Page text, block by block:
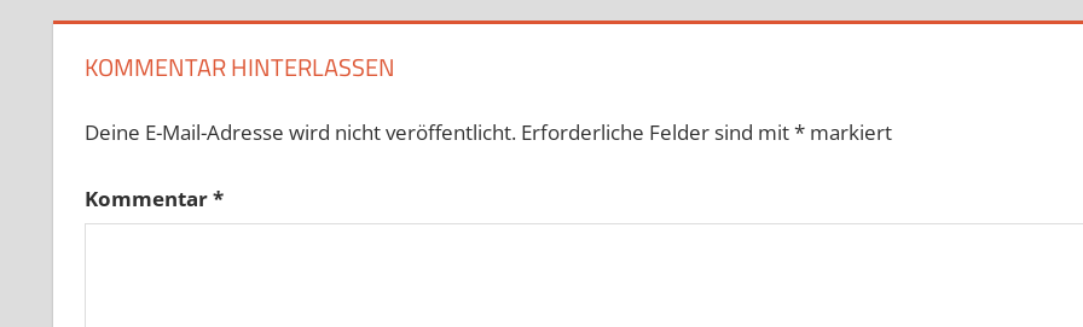
KOMMENTAR HINTERLASSEN
Deine E-Mail-Adresse wird nicht veröffentlicht. Erforderliche Felder sind mit*markiert
Kommentar*